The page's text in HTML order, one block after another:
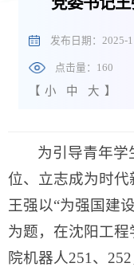
党委书记
发布日期：2025-
点击量： 160
【 小 中 大 】
为引导青年学
位、立志成为时
王强以“为强国建
为题，在沈阳工
院机器人251、